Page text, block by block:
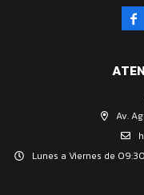
Av.
Lunes a Viernes de
